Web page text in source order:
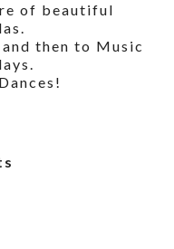
of beautiful
then to Music